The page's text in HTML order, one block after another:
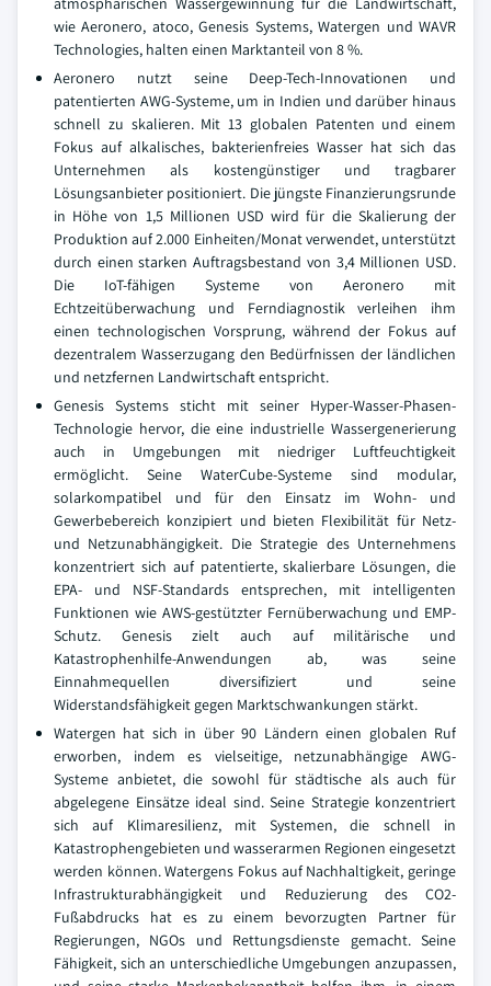
wie Aeronero, atoco, Genesis Systems, Watergen und WAVR
Technologies, halten einen Marktanteil von 8 %.
Aeronero nutzt seine Deep-Tech-Innovationen und
patentierten AWG-Systeme, um in Indien und darüber hinaus
schnell zu skalieren. Mit 13 globalen Patenten und einem
Fokus auf alkalisches, bakterienfreies Wasser hat sich das
Unternehmen als kostengünstiger und tragbarer
Lösungsanbieter positioniert. Die jüngste Finanzierungsrunde
in Höhe von 1,5 Millionen USD wird für die Skalierung der
Produktion auf 2.000 Einheiten/Monat verwendet, unterstützt
durch einen starken Auftragsbestand von 3,4 Millionen USD.
Die IoT-fähigen Systeme von Aeronero mit
Echtzeitüberwachung und Ferndiagnostik verleihen ihm
einen technologischen Vorsprung, während der Fokus auf
dezentralem Wasserzugang den Bedürfnissen der ländlichen
und netzfernen Landwirtschaft entspricht.
Genesis Systems sticht mit seiner Hyper-Wasser-Phasen-
Technologie hervor, die eine industrielle Wassergenerierung
auch in Umgebungen mit niedriger Luftfeuchtigkeit
ermöglicht. Seine WaterCube-Systeme sind modular,
solarkompatibel und für den Einsatz im Wohn- und
Gewerbebereich konzipiert und bieten Flexibilität für Netz-
und Netzunabhängigkeit. Die Strategie des Unternehmens
konzentriert sich auf patentierte, skalierbare Lösungen, die
EPA- und NSF-Standards entsprechen, mit intelligenten
Funktionen wie AWS-gestützter Fernüberwachung und EMP-
Schutz. Genesis zielt auch auf militärische und
Katastrophenhilfe-Anwendungen ab, was seine
Einnahmequellen diversifiziert und seine
Widerstandsfähigkeit gegen Marktschwankungen stärkt.
Watergen hat sich in über 90 Ländern einen globalen Ruf
erworben, indem es vielseitige, netzunabhängige AWG-
Systeme anbietet, die sowohl für städtische als auch für
abgelegene Einsätze ideal sind. Seine Strategie konzentriert
sich auf Klimaresilienz, mit Systemen, die schnell in
Katastrophengebieten und wasserarmen Regionen eingesetzt
werden können. Watergens Fokus auf Nachhaltigkeit, geringe
Infrastrukturabhängigkeit und Reduzierung des CO2-
Fußabdrucks hat es zu einem bevorzugten Partner für
Regierungen, NGOs und Rettungsdienste gemacht. Seine
Fähigkeit, sich an unterschiedliche Umgebungen anzupassen,